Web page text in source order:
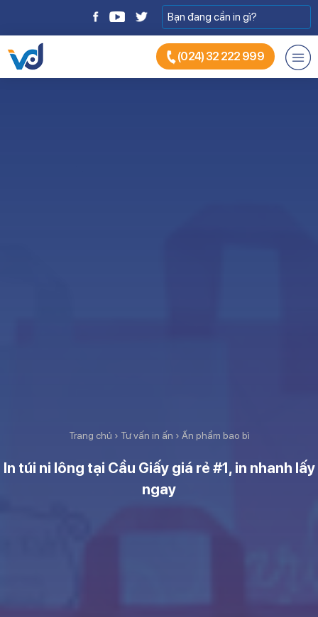
(024) 32 222 999
Trang chủ › Tư vấn in ấn › Ấn phẩm bao bì
In túi ni lông tại Cầu Giấy giá rẻ #1, in nhanh lấy
ngay